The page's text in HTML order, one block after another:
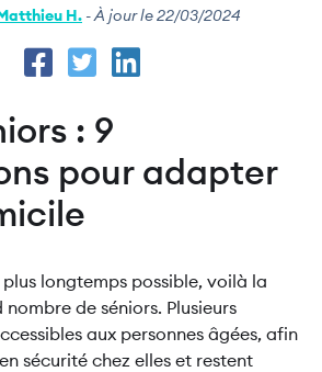
H. - À jour le 22/03/2024
: 9
pour adapter
longtemps possible, voilà la
de séniors. Plusieurs
aux personnes âgées, afin
sécurité chez elles et restent